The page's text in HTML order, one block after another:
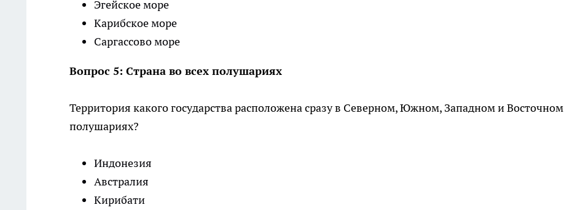
Эгейское море
Карибское море
Саргассово море
Вопрос 5: Страна во всех полушариях
Территория какого государства расположена сразу в Северном, Южном, Западном и Восточном
полушариях?
Индонезия
Австралия
Кирибати